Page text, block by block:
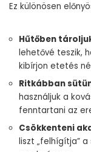
Ez különösen
Hűtőben
lehetővé teszik,
kibírjon etetés
Ritkábban
használjuk a
fenntartani az
Csökkenteni
liszt „felhígítja”